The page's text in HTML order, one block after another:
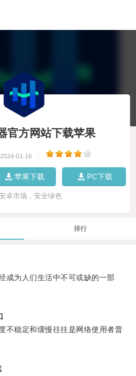
官方网站下载苹果
01-16
苹果下载 PC下载
卓市场，安全绿色
排行
为人们生活中不可或缺的一部
稳定和缓慢往往是网络使用者普